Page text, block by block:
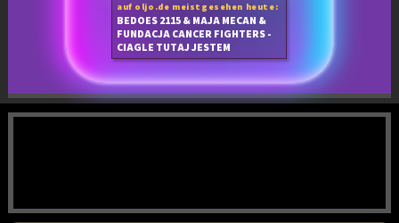
auf oljo.de meistgesehen heute:
BEDOES 2115 & MAJA MECAN &
FUNDACJA CANCER FIGHTERS -
CIAGLE TUTAJ JESTEM